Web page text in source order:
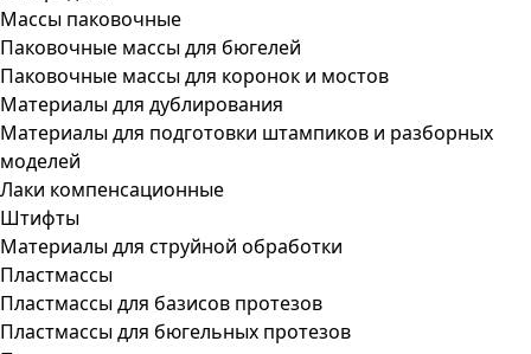
Массы паковочные
Паковочные массы для бюгелей
Паковочные массы для коронок и мостов
Материалы для дублирования
Материалы для подготовки штампиков и разборных
моделей
Лаки компенсационные
Штифты
Материалы для струйной обработки
Пластмассы
Пластмассы для базисов протезов
Пластмассы для бюгельных протезов